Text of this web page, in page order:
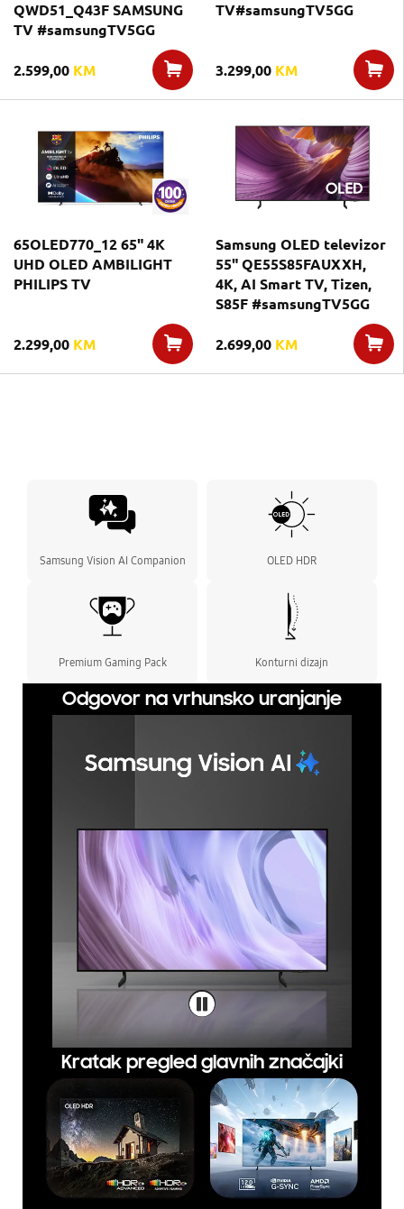
QWD51_Q43F SAMSUNG
TV #samsungTV5GG
2.599,00 KM
TV#samsungTV5GG
3.299,00 KM
65OLED770_12 65" 4K
UHD OLED AMBILIGHT
PHILIPS TV
2.299,00 KM
Samsung OLED televizor
55" QE55S85FAUXXH,
4K, AI Smart TV, Tizen,
S85F #samsungTV5GG
2.699,00 KM
Samsung Vision AI Companion OLED HDR
Premium Gaming Pack Konturni dizajn
Odgovor na vrhunsko uranjanje
Kratak pregled glavnih značajki